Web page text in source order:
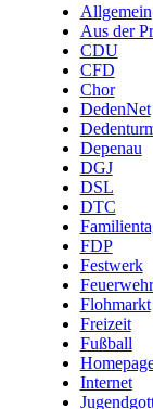
Allgemein
Aus der
CDU
CFD
Chor
DedenNet
Depenau
DGJ
DSL
DTC
FDP
Festwerk
Feuerwehr
Flohmarkt
Freizeit
Fußball
Internet